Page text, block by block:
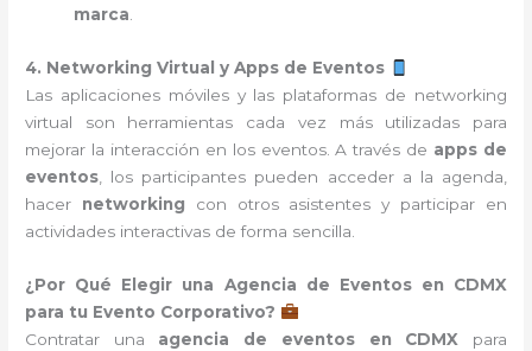
marca.
4. Networking Virtual y Apps de Eventos
Las aplicaciones móviles y las plataformas de networking
virtual son herramientas cada vez más utilizadas para
mejorar la interacción en los eventos. A través de apps de
eventos, los participantes pueden acceder a la agenda,
hacer networking con otros asistentes y participar en
actividades interactivas de forma sencilla.
¿Por Qué Elegir una Agencia de Eventos en CDMX
para tu Evento Corporativo?
Contratar una agencia de eventos en CDMX para